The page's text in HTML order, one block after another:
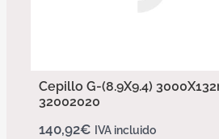
Cepillo G-(8.9X9.4)
32002020
140,92€ IVA incluido